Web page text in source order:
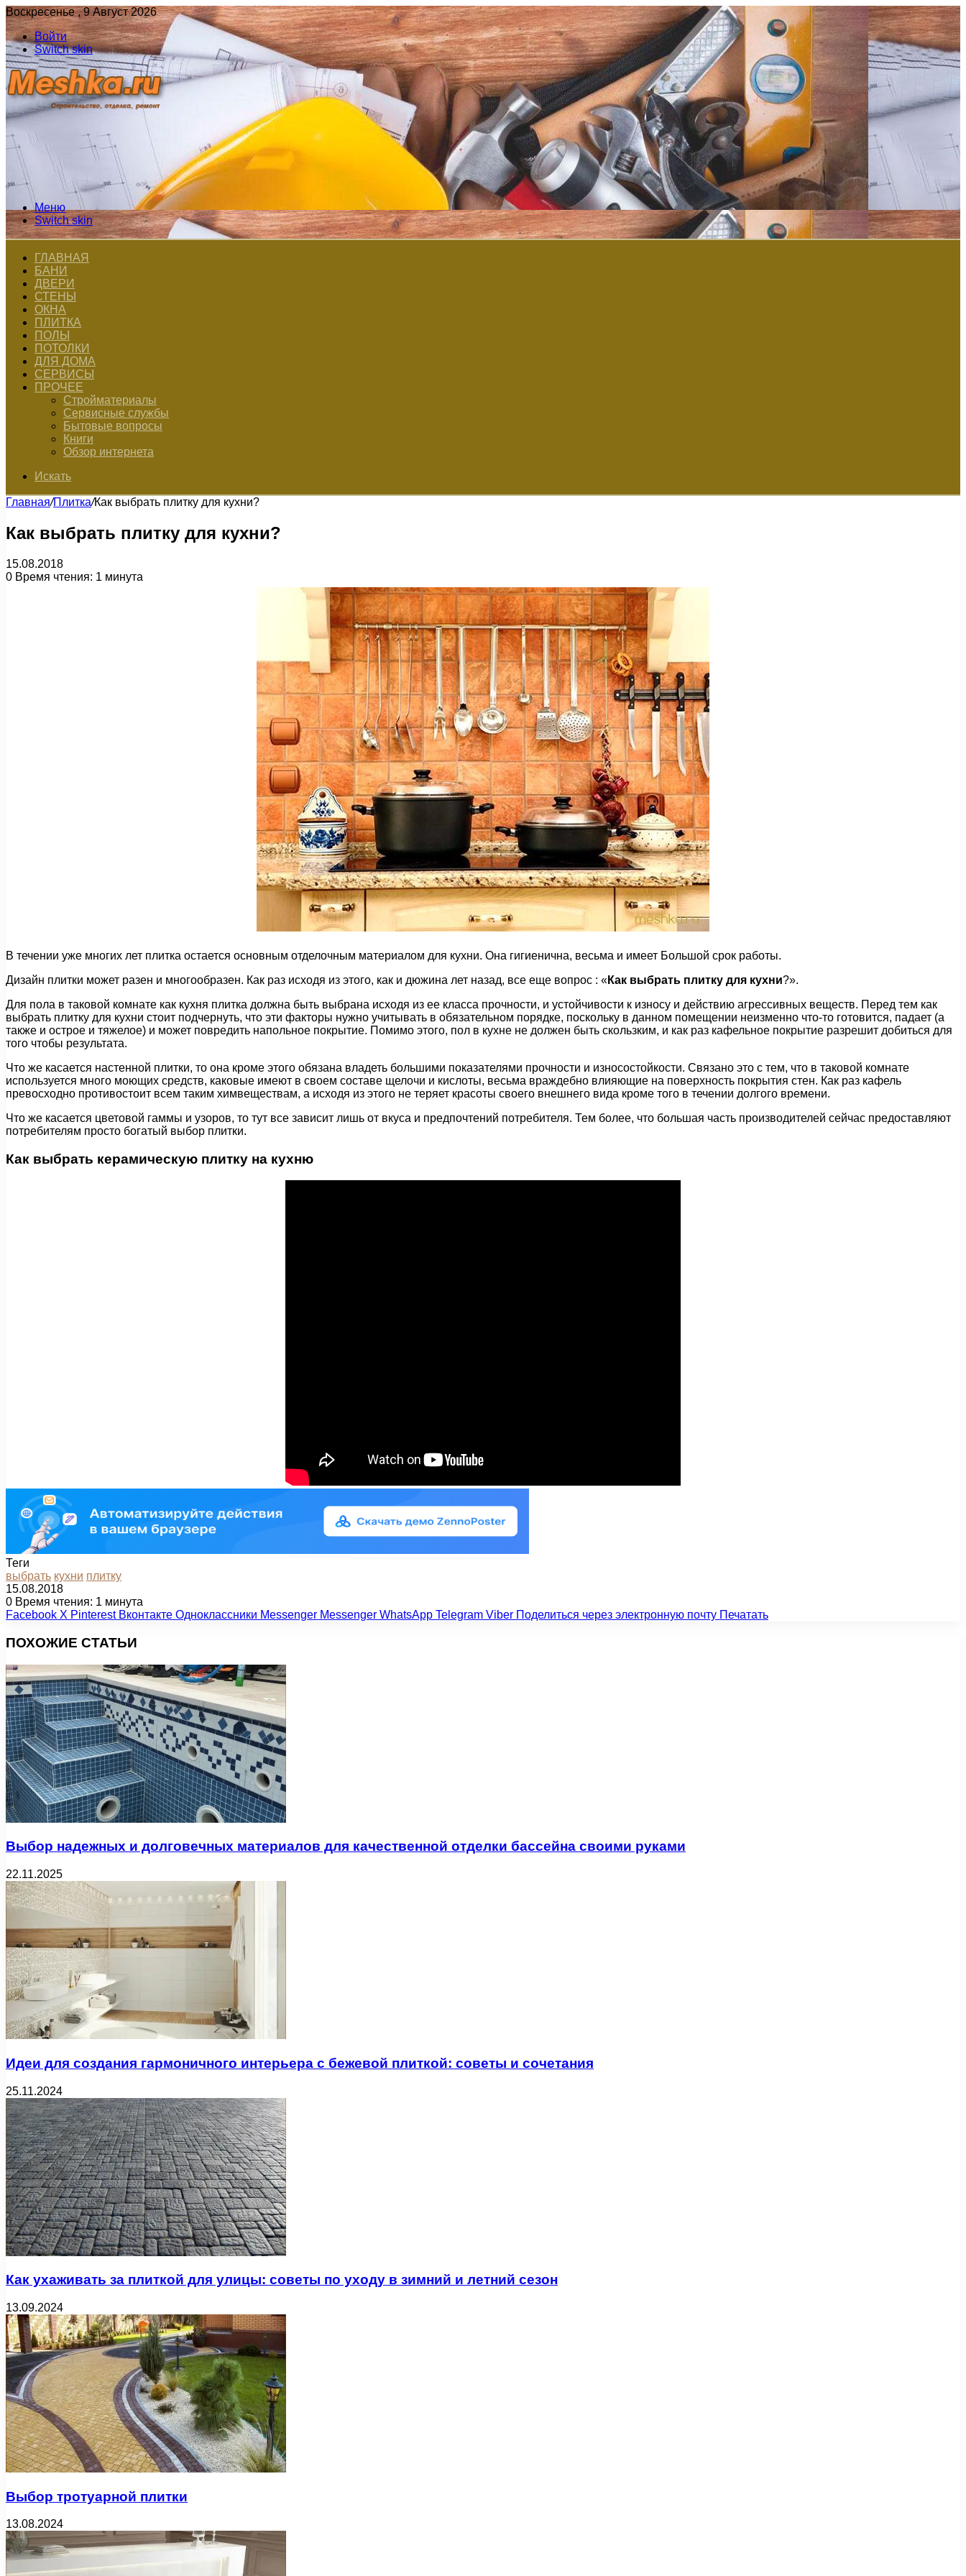
Воскресенье , 9 Август 2026
Войти
Switch skin
Меню
Switch skin
ГЛАВНАЯ
БАНИ
ДВЕРИ
СТЕНЫ
ОКНА
ПЛИТКА
ПОЛЫ
ПОТОЛКИ
ДЛЯ ДОМА
СЕРВИСЫ
ПРОЧЕЕ
Стройматериалы
Сервисные службы
Бытовые вопросы
Книги
Обзор интернета
Искать
Главная/Плитка/Как выбрать плитку для кухни?
Как выбрать плитку для кухни?
15.08.2018
0 Время чтения: 1 минута
В течении уже многих лет плитка остается основным отделочным материалом для кухни. Она гигиенична, весьма и имеет Большой срок работы.
Дизайн плитки может разен и многообразен. Как раз исходя из этого, как и дюжина лет назад, все еще вопрос : «Как выбрать плитку для кухни?».
Для пола в таковой комнате как кухня плитка должна быть выбрана исходя из ее класса прочности, и устойчивости к износу и действию агрессивных веществ. Перед тем как
выбрать плитку для кухни стоит подчернуть, что эти факторы нужно учитывать в обязательном порядке, поскольку в данном помещении неизменно что-то готовится, падает (а
также и острое и тяжелое) и может повредить напольное покрытие. Помимо этого, пол в кухне не должен быть скользким, и как раз кафельное покрытие разрешит добиться для
того чтобы результата.
Что же касается настенной плитки, то она кроме этого обязана владеть большими показателями прочности и износостойкости. Связано это с тем, что в таковой комнате
используется много моющих средств, каковые имеют в своем составе щелочи и кислоты, весьма враждебно влияющие на поверхность покрытия стен. Как раз кафель
превосходно противостоит всем таким химвеществам, а исходя из этого не теряет красоты своего внешнего вида кроме того в течении долгого времени.
Что же касается цветовой гаммы и узоров, то тут все зависит лишь от вкуса и предпочтений потребителя. Тем более, что большая часть производителей сейчас предоставляют
потребителям просто богатый выбор плитки.
Как выбрать керамическую плитку на кухню
Теги
выбрать кухни плитку
15.08.2018
0 Время чтения: 1 минута
Facebook X Pinterest Вконтакте Одноклассники Messenger Messenger WhatsApp Telegram Viber Поделиться через электронную почту Печатать
ПОХОЖИЕ СТАТЬИ
Выбор надежных и долговечных материалов для качественной отделки бассейна своими руками
22.11.2025
Идеи для создания гармоничного интерьера с бежевой плиткой: советы и сочетания
25.11.2024
Как ухаживать за плиткой для улицы: советы по уходу в зимний и летний сезон
13.09.2024
Выбор тротуарной плитки
13.08.2024